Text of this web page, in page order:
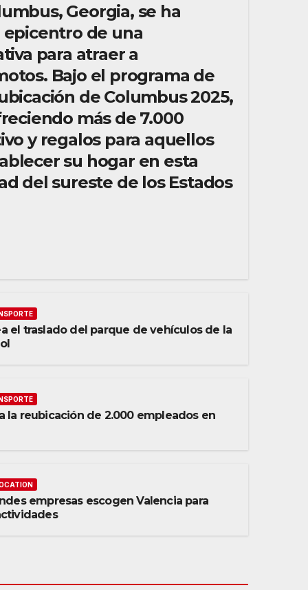
Georgia, se ha
de una
para atraer a
Bajo el programa de
de Columbus 2025,
más de 7.000
y regalos para aquellos
su hogar en esta
del sureste de los Estados
el traslado del parque de vehículos de la
la reubicación de 2.000 empleados en
empresas escogen Valencia para